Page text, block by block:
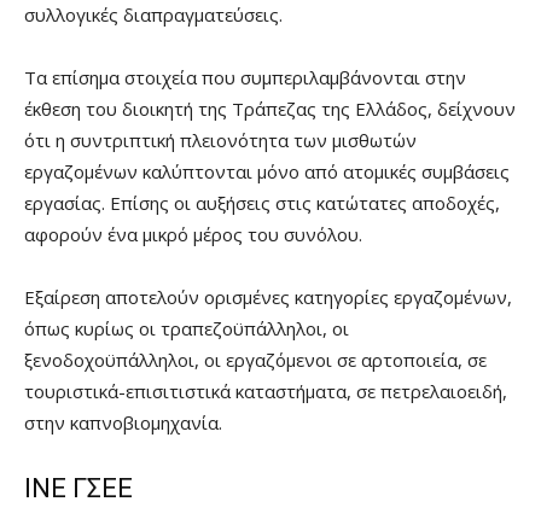
συλλογικές διαπραγματεύσεις.
Τα επίσημα στοιχεία που συμπεριλαμβάνονται στην
έκθεση του διοικητή της Τράπεζας της Ελλάδος, δείχνουν
ότι η συντριπτική πλειονότητα των μισθωτών
εργαζομένων καλύπτονται μόνο από ατομικές συμβάσεις
εργασίας. Επίσης οι αυξήσεις στις κατώτατες αποδοχές,
αφορούν ένα μικρό μέρος του συνόλου.
Εξαίρεση αποτελούν ορισμένες κατηγορίες εργαζομένων,
όπως κυρίως οι τραπεζοϋπάλληλοι, οι
ξενοδοχοϋπάλληλοι, οι εργαζόμενοι σε αρτοποιεία, σε
τουριστικά-επισιτιστικά καταστήματα, σε πετρελαιοειδή,
στην καπνοβιομηχανία.
ΙΝΕ ΓΣΕΕ